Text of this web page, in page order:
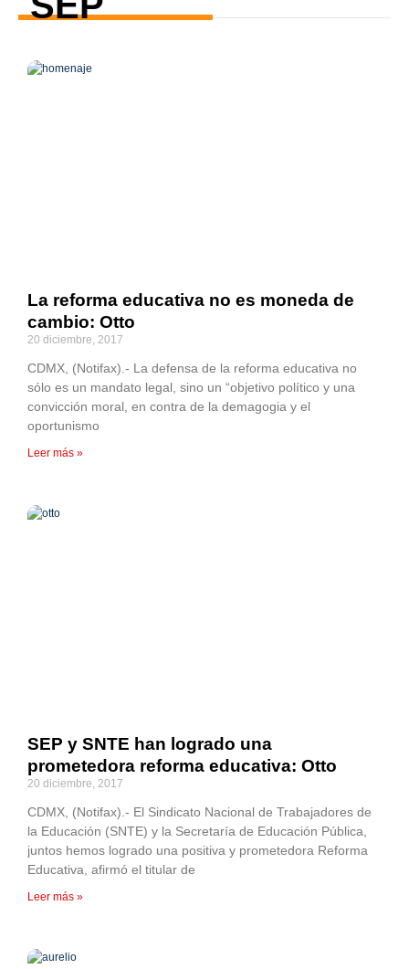
La reforma educativa no es moneda de
cambio: Otto
20 diciembre, 2017
CDMX, (Notifax).- La defensa de la reforma educativa no
sólo es un mandato legal, sino un “objetivo político y una
convicción moral, en contra de la demagogia y el
oportunismo
Leer más »
SEP y SNTE han logrado una
prometedora reforma educativa: Otto
20 diciembre, 2017
CDMX, (Notifax).- El Sindicato Nacional de Trabajadores de
la Educación (SNTE) y la Secretaría de Educación Pública,
juntos hemos logrado una positiva y prometedora Reforma
Educativa, afirmó el titular de
Leer más »